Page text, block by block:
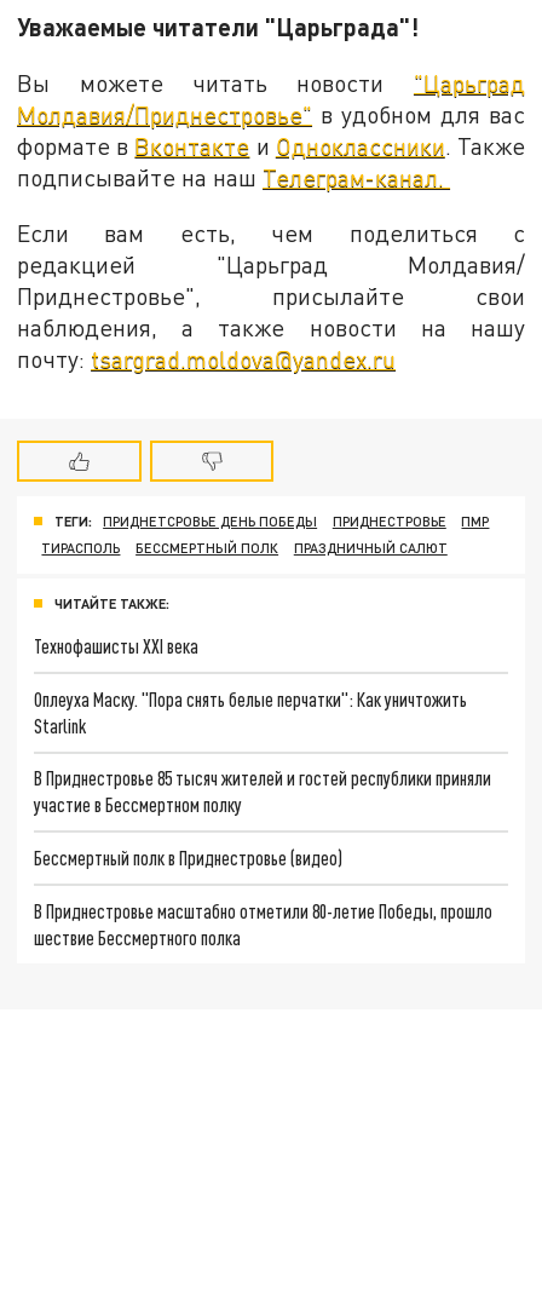
Уважаемые читатели "Царьграда"!
Вы можете читать новости "Царьград
Молдавия/Приднестровье" в удобном для вас
формате в Вконтакте и Одноклассники. Также
подписывайте на наш Телеграм-канал.
Если вам есть, чем поделиться с
редакцией "Царьград Молдавия/
Приднестровье", присылайте свои
наблюдения, а также новости на нашу
почту: tsargrad.moldova@yandex.ru
ТЕГИ: ПРИДНЕТСРОВЬЕ ДЕНЬ ПОБЕДЫ ПРИДНЕСТРОВЬЕ
ПМР
ТИРАСПОЛЬ
БЕССМЕРТНЫЙ ПОЛК ПРАЗДНИЧНЫЙ САЛЮТ
ЧИТАЙТЕ ТАКЖЕ:
Технофашисты XXI века
Оплеуха Маску. "Пора снять белые перчатки": Как уничтожить
Starlink
В Приднестровье 85 тысяч жителей и гостей республики приняли
участие в Бессмертном полку
Бессмертный полк в Приднестровье (видео)
В Приднестровье масштабно отметили 80-летие Победы, прошло
шествие Бессмертного полка